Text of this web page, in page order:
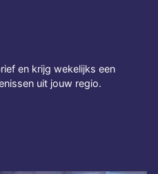
en krijg wekelijks een
uit jouw regio.